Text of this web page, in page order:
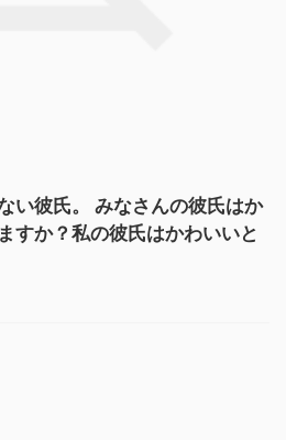
い彼氏。 みなさんの彼氏はか
すか？私の彼氏はかわいいと